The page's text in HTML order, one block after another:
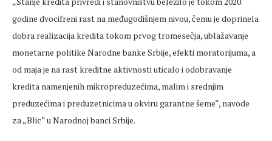
godine dvocifreni rast na međugodišnjem nivou, čemu je doprinela
dobra realizacija kredita tokom prvog tromesečja, ublažavanje
monetarne politike Narodne banke Srbije, efekti moratorijuma, a
od maja je na rast kreditne aktivnosti uticalo i odobravanje
kredita namenjenih mikropreduzećima, malim i srednjim
preduzećima i preduzetnicima u okviru garantne šeme“, navode
za „Blic“ u Narodnoj banci Srbije.